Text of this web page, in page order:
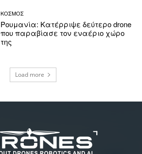
ΚΟΣΜΟΣ
Ρουμανία: Κατέρριψε δεύτερο drone
που παραβίασε τον εναέριο χώρο
της
Load more